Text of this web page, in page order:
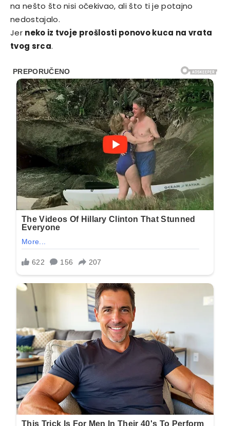
na nešto što nisi očekivao, ali što ti je potajno
nedostajalo.
Jer neko iz tvoje prošlosti ponovo kuca na vrata
tvog srca.